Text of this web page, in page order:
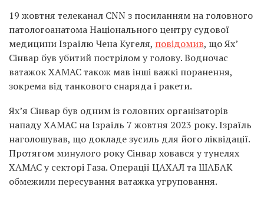
19 жовтня телеканал CNN з посиланням на головного
патологоанатома Національного центру судової
медицини Ізраїлю Чена Кугеля, повідомив, що Ях’
Сінвар був убитий пострілом у голову. Водночас
ватажок ХАМАС також мав інші важкі поранення,
зокрема від танкового снаряда і ракети.
Ях’я Сінвар був одним із головних організаторів
нападу ХАМАС на Ізраїль 7 жовтня 2023 року. Ізраїль
наголошував, що докладе зусиль для його ліквідації.
Протягом минулого року Сінвар ховався у тунелях
ХАМАС у секторі Газа. Операції ЦАХАЛ та ШАБАК
обмежили пересування ватажка угруповання.